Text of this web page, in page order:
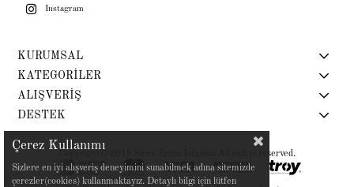
Instagram
KURUMSAL
KATEGORİLER
ALIŞVERİŞ
DESTEK
Copyright© 2019 Siren Ertan İstanbul All rights reserved.
Çerez Kullanımı
Sizlere en iyi alışveriş deneyimini sunabilmek adına sitemizde
çerezler(cookies) kullanmaktayız. Detaylı bilgi için lütfen